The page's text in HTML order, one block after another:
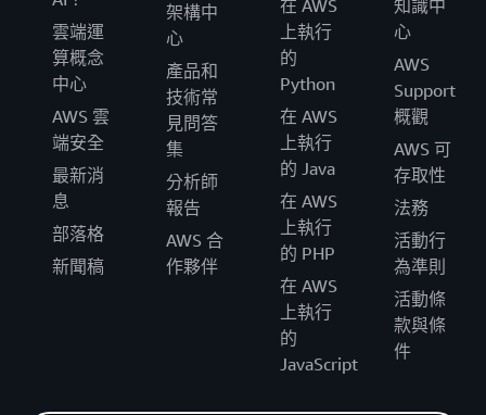
雲端運
算概念
中心
AWS 雲
端安全
最新消
息
部落格
新聞稿
架構中
心
產品和
技術常
見問答
集
分析師
報告
AWS 合
作夥伴
在 AWS
上執行
的
Python
在 AWS
上執行
的 Java
在 AWS
上執行
的 PHP
在 AWS
上執行
的
JavaScript
知識中
心
AWS
Support
概觀
AWS 可
存取性
法務
活動行
為準則
活動條
款與條
件